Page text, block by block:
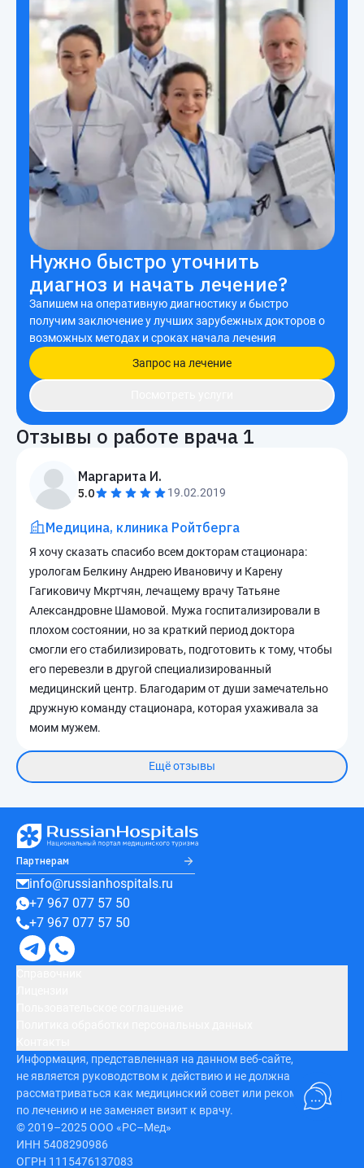
Нужно быстро уточнить
диагноз и начать лечение?
Запишем на оперативную диагностику и быстро
получим заключение у лучших зарубежных докторов о
возможных методах и сроках начала лечения
Запрос на лечение
Отзывы о работе врача 1
Маргарита И.
5.0 19.02.2019
Медицина, клиника Ройтберга
Я хочу сказать спасибо всем докторам стационара:
урологам Белкину Андрею Ивановичу и Карену
Гагиковичу Мкртчян, лечащему врачу Татьяне
Александровне Шамовой. Мужа госпитализировали в
плохом состоянии, но за краткий период доктора
смогли его стабилизировать, подготовить к тому, чтобы
его перевезли в другой специализированный
медицинский центр. Благодарим от души замечательно
дружную команду стационара, которая ухаживала за
моим мужем.
Ещё отзывы
Партнерам
info@russianhospitals.ru
+7 967 077 57 50
+7 967 077 57 50
Информация, представленная на данном веб-сайте,
не является руководством к действию и не должна
рассматриваться как медицинский совет или рекомендация
по лечению и не заменяет визит к врачу.
© 2019–2025 ООО «РС–Мед»
ИНН 5408290986
ОГРН 1115476137083